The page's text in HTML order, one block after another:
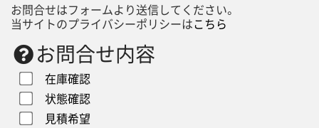
お問合せはフォームより送信してください。
当サイトのプライバシーポリシーはこちら
お問合せ内容
在庫確認
状態確認
見積希望